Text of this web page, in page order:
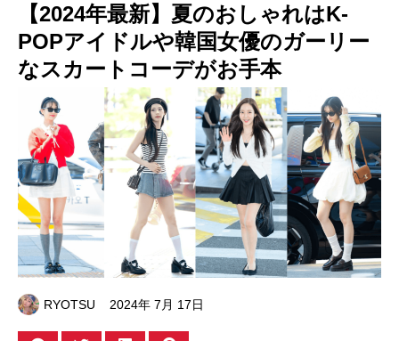
【2024年最新】夏のおしゃれはK-
POPアイドルや韓国女優のガーリー
なスカートコーデがお手本
RYOTSU 2024年 7月 17日